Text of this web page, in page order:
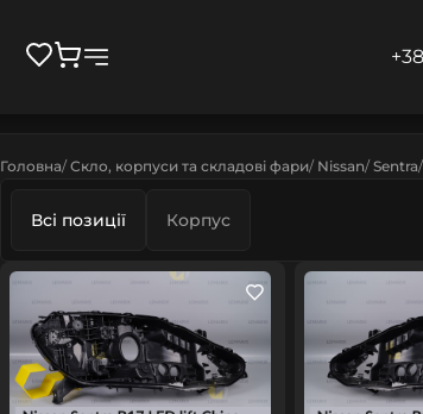
Головна Скло, корпуси та складові фари Nissan Sentra
Всі позиції Корпус